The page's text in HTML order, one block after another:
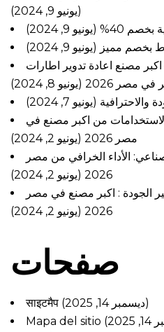
(يونيو 9, 2024)
40%
(يونيو 9, 2024)
بخصم مميز (يونيو 9, 2024)
مصنع اعادة تدوير اطارات
مصر 2026
(يونيو 8, 2024)
والاحترافية (يونيو 7, 2024)
من اكبر مصنع في
مصر 2026
(يونيو 2, 2024)
الأداء الخرافي من مصر
2026 (يونيو 2, 2024)
الجودة : اكبر مصنع في مصر
2026 (يونيو 2, 2024)
صفحات
साइटमैप
(ديسمبر 14, 2025)
Mapa del sitio